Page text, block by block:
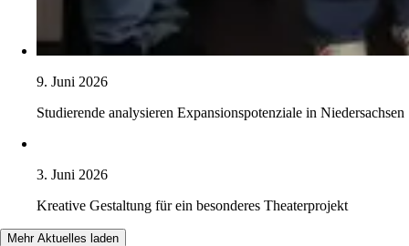
9. Juni 2026
Studierende analysieren Expansionspotenziale in Niedersachsen
3. Juni 2026
Kreative Gestaltung für ein besonderes Theaterprojekt
Mehr Aktuelles laden